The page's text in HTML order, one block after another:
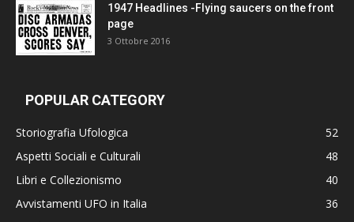
1947 Headlines -Flying saucers on the front
page
3 Ottobre 2016
POPULAR CATEGORY
Storiografia Ufologica
52
Aspetti Sociali e Culturali
48
Libri e Collezionismo
40
Avvistamenti UFO in Italia
36